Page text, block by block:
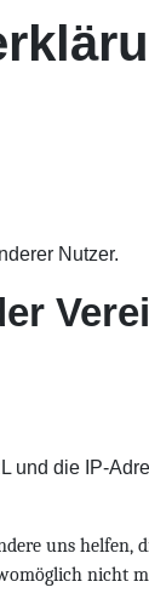
Nutzer.
die IP-
uns helfen,